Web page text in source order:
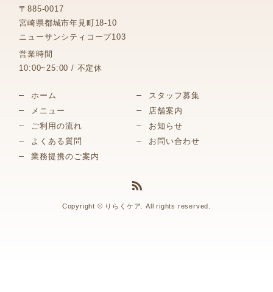
〒885-0017
宮崎県都城市年見町18-10
ニューサンシティコープ103
営業時間
10:00~25:00 / 不定休
ホーム
メニュー
ご利用の流れ
よくある質問
業務提携のご案内
スタッフ募集
店舗案内
お知らせ
お問い合わせ
Copyright © りらくケア. All rights reserved.